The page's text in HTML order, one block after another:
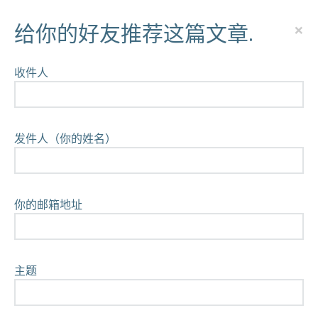
给你的好友推荐这篇文章. ×
收件人
发件人（你的姓名）
你的邮箱地址
主题